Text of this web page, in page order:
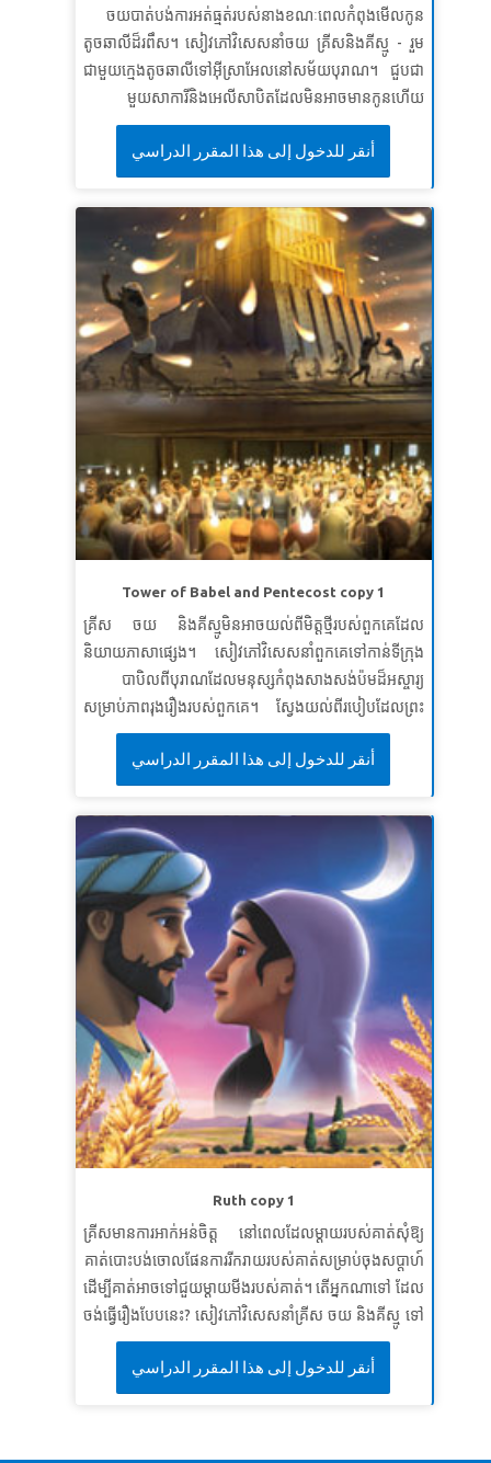
១១៦:២ (អិនអិលធី)
មេរៀនទី៣៖ ការស្តាប់បង្គាប់ដើម្បីព្រះពរ
សេចក្តីពិតវិសេស៖ការស្តាប់បង្គាប់នាំទៅកាន់ព្រះពរ។
ខគម្ពីរវិសេស៖ចូរដើរលើផ្លូវដែលព្រះអម្ចាស់ជាព្រះរបស់អ្នកបាន
បង្គាប់ អោយអ្នកដើរតាម។ ដើម្បី​ឲ្យ​បាន​រស់​នៅ ហើយ​ឲ្យ​បាន​
៥:៣៣ ក (អិនអិលធី)
ចយបាត់បង់ការអត់ធ្មត់របស់នាងខណៈពេលកំពុងមើលកូន
តូចឆាលីដ៏រពឹស។ សៀវភៅវិសេសនាំចយ គ្រីសនិងគីស្មូ - រួម
ជាមួយក្មេងតូចឆាលីទៅអ៊ីស្រាអែលនៅសម័យបុរាណ។ ជួបជា
មួយសាការីនិងអេលីសាបិតដែលមិនអាចមានកូនហើយ
មើលថាតើព្រះឆ្លើយតបការអធិស្ឋានរបស់ពួកគេដោយការ
អស្ចារ្យយ៉ាងដូចម្តេច! ស្វែងយល់ពីមូលហេតុដែលកូនប្រុសរបស់
ពួកគេត្រូវបានគេស្គាល់ថាជាយ៉ូហានបាទីស្ទនិងរបៀបដែលគាត់
នឹងរៀបចំផ្លូវសម្រាប់បងប្អូនជីដូនមួយរបស់គាត់គឺព្រះយេស៊ូវ។
កុមារដឹងថាគ្មានអ្វីដែលមិនអាចធ្វើបានជាមួយព្រះទេ!
មេរៀនទី ១៖ អ្វីៗទាំងអស់អាចធ្វើទៅបាន
សេចក្តីពិតវិសេស៖ការ​អ្វី​ដែល​ព្រះ​ធ្វើ​មិន​កើត នោះ​គ្មាន​ឡើយ។
ខគម្ពីរវិសេស៖
“ដ្បិត​ការ​អ្វី​ដែល​ព្រះ​ទ្រង់​ធ្វើ​ពុំ​បាន នោះ​គ្មាន​សោះ​
ឡើយ”លូកា ១:៣៧
មេរៀនទី ២៖ព្រះបន្ទូលរបស់ព្រះមិនដែលផុតឡើយ
សេចក្តីពិតវិសេស៖
ព្រះបន្ទូលរបស់ព្រះមិនដែលផុតឡើយ។
សេចក្តីពិតវិសេស៖ នាង​មាន​ពរ​ហើយ ដោយ​នាង​បាន​ជឿ ដ្បិត​
សេចក្ដី​ដែល​ព្រះ​អម្ចាស់​មាន​បន្ទូល​មក​នាង នោះ​នឹង​បាន​សំរេច​
ជា​មិន​ខាន។លូកា ១:៤៥
មេរៀនទី ៣: ការជឿទុកចិត្តលើសេចក្តីសន្យារបស់ព្រះ
ខ្ញុំអាចជឿទុកចិត្តលើសេចក្តីសន្យារបស់
ព្រះ។
ខគម្ពីរវិសេស៖«តាំងពីយូរយារមកហើយព្រះអម្ចាស់បានសន្យា
ដោយពាក្យរបស់ហោរាដ៏បរិសុទ្ធរបស់ទ្រង់ថានឹងសង្គ្រោះ
យើង»លូកា ១: ៧០-៧១
أنقر للدخول إلى هذا المقرر الدراسي
Tower of Babel and Pentecost copy 1
គ្រីស ចយ និងគីស្មូមិនអាចយល់ពីមិត្តថ្មីរបស់ពួកគេដែល
និយាយភាសាផ្សេង។ សៀវភៅវិសេសនាំពួកគេទៅកាន់ទីក្រុង
បាបិលពីបុរាណដែលមនុស្សកំពុងសាងសង់ប៉មដ៏អស្ចារ្យ
សម្រាប់ភាពរុងរឿងរបស់ពួកគេ។ ស្វែងយល់ពីរបៀបដែលព្រះ
បានបញ្ឈប់ពួកគេ - បន្ទាប់មកពីរបៀបដែលទ្រង់បាននាំមនុស្ស
រួមគ្នាសម្រាប់សិរីរុងរឿងរបស់ទ្រង់ជាច្រើនឆ្នាំក្រោយមកនៅថ្ងៃ
បុណ្យទី ៥០ ។ កុមាររៀនបានថាសេចក្តីស្រលាញ់របស់
ព្រះជាម្ចាស់អាចនាំយើងឆ្លងផុតជញ្ជាំងបាន។។
មេរៀនទី ១ៈ អំណាចនៃការរួបរួម
សេចក្តីពិតវិសេស៖មានអំណាចក្នុងការរួមគ្នា។
ខគម្ពីរវិសេស៖រួច​ព្រះយេហូវ៉ា​ទ្រង់​មាន​ព្រះបន្ទូល​ថា មើល គេ​ជា​
ពួក​តែ​១ ក៏​និយាយ​ភាសា​តែ​១ គេ​ចាប់​ផ្តើម​ធ្វើ​អំពើ​យ៉ាង​ដូច្នេះ​ហ្ន៎
ឥឡូវ​នេះ គ្មាន​អ្វី​នឹង​ឃាត់​មិន​ឲ្យ​គេ​ធ្វើ​កើត​តាម​បំណង​ចិត្ត​នោះ​
ទេ ។ នេះ​គ្រាន់តែ​ជា​ការ​ចាប់ផ្តើមទេ។ បន្តិចទៀតពួកគេនឹងអាច
ធ្វើអ្វីដែលពួកគេចង់បាន។
លោកុប្បត្តិ ១១: ៦ (CEV)
មេរៀនទី ២៖ សូមស្វែងរកភាពបរិសុទ្ធ
សេចក្តីពិតវិសេស៖ខ្ញុំនឹងដេញតាមព្រះវិញ្ញាណបរិសុទ្ធ។
ខគម្ពីរវិសេស៖កាល​បុណ្យ​ថ្ងៃ​ទី​៥០​បាន​មក​ដល់ នោះ​គេ​មាន​ចិត្ត​
ព្រម​ព្រៀង​ប្រជុំ​ទាំង​អស់​គ្នា នៅ​កន្លែង​តែ​១។កិច្ចការ ២: ១
មេរៀនទី ៣៖ ការរួបរួមនៃព្រះវិញ្ញាណ
សេចក្តីពិតវិសេស៖ព្រះនាំមកនូវការរួបរួមគ្នាតាមរយៈព្រះ
វិញ្ញាណរបស់ទ្រង់។
ខគម្ពីរវិសេស៖នោះ​ចូរ​បំពេញ​សេចក្តី​អំណរ​របស់​ខ្ញុំ ដោយ​អ្នក​
ហើយ​គិត​តែ​ផ្លូវ​១​ដូច​គ្នា​ចុះ ”ភីលីព ២: ២
أنقر للدخول إلى هذا المقرر الدراسي
Ruth copy 1
គ្រីសមានការអាក់អន់ចិត្ត នៅពេលដែលម្តាយរបស់គាត់សុំឱ្យ
គាត់បោះបង់ចោលផែនការរីករាយរបស់គាត់សម្រាប់ចុងសប្តាហ៍
ដើម្បីគាត់អាចទៅជួយ​ម្ដាយមីងរបស់គាត់។ តើអ្នកណាទៅ ដែល
ចង់ធ្វើរឿងបែបនេះ? សៀវភៅវិសេសនាំគ្រីស ចយ និងគីស្មូ ទៅ
ភូមិបេថ្លេហិមពីបុរាណ។ ពួកគេជួបស្ត្រីមេម៉ាយវ័យក្មេងម្នាក់
ឈ្មោះ​ នាងរស់ ដែលលះបង់គ្រួសារ និងស្រុកកំណើត ដើម្បី
បម្រើម្តាយក្មេក គឺនាងន៉ាអូមី។ កុមាររៀនពីព្រះពរនិងរង្វាន់ នៃ
أنقر للدخول إلى هذا المقرر الدراسي